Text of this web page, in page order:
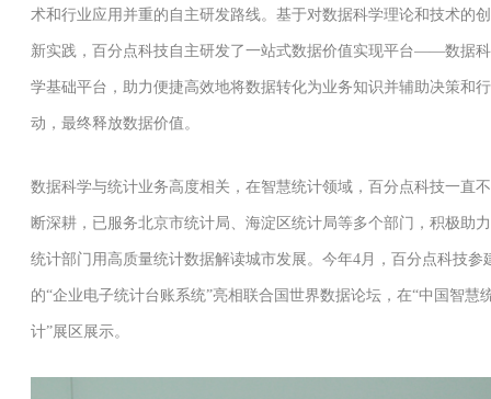
术和行业应用并重的自主研发路线。基于对数据科学理论和技术的创
新实践，百分点科技自主研发了一站式数据价值实现平台——数据科
学基础平台，助力便捷高效地将数据转化为业务知识并辅助决策和行
动，最终释放数据价值。
数据科学与统计业务高度相关，在智慧统计领域，百分点科技一直不
断深耕，已服务北京市统计局、海淀区统计局等多个部门，积极助力
统计部门用高质量统计数据解读城市发展。今年4月，百分点科技参
的“企业电子统计台账系统”亮相联合国世界数据论坛，在“中国智慧
计”展区展示。